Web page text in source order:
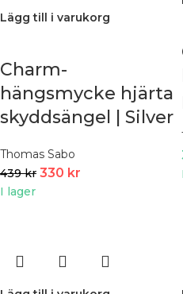
Lägg till i varukorg
Charm-
hängsmycke hjärta
skyddsängel | Silver
Thomas Sabo
439kr 330 kr
I lager